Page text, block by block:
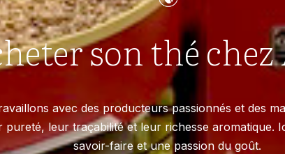
son thé
avec des producteurs passionnés et des
leur traçabilité et leur richesse aromatique.
savoir-faire et une passion du goût.